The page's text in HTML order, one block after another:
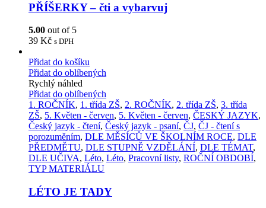
PŘÍŠERKY – čti a vybarvuj
5.00 out of 5
39 Kč s DPH
Přidat do košíku
Přidat do oblíbených
Rychlý náhled
Přidat do oblíbených
1. ROČNÍK, 1. třída ZŠ, 2. ROČNÍK, 2. třída ZŠ, 3. třída
ZŠ, 5. Květen - červen, 5. Květen - červen, ČESKÝ JAZYK,
Český jazyk - čtení, Český jazyk - psaní, ČJ, ČJ - čtení s
porozuměním, DLE MĚSÍCŮ VE ŠKOLNÍM ROCE, DLE
PŘEDMĚTU, DLE STUPNĚ VZDĚLÁNÍ, DLE TÉMAT,
DLE UČIVA, Léto, Léto, Pracovní listy, ROČNÍ OBDOBÍ,
TYP MATERIÁLU
LÉTO JE TADY